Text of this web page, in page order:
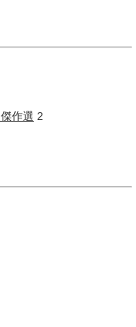
傑作選 2